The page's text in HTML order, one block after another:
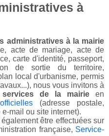
à
administratives à la mairie
acte de mariage, acte de
carte d'identité, passeport,
de sortie du territoire,
local d'urbanisme, permis
nous vous invitons à
de la mairie en
(adresse postale,
mail ou site internet).
être effectuées sur
française, Service-